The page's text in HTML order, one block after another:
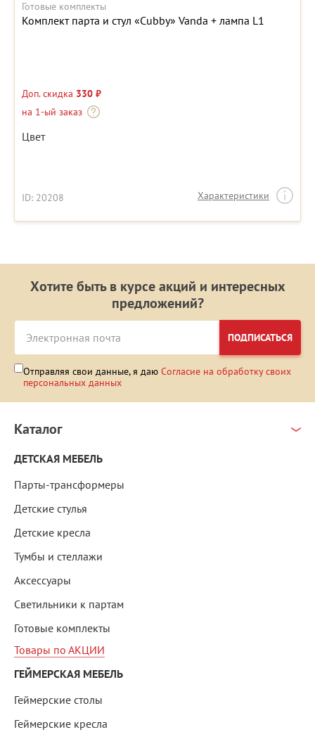
Готовые комплекты
Комплект парта и стул «Cubby» Vanda + лампа L1
Доп. скидка 330 ₽
на 1-ый заказ
Цвет
ID: 20208 Характеристики
Хотите быть в курсе акций и интересных
предложений?
ПОДПИСАТЬСЯ
Отправляя свои данные, я даю Согласие на обработку своих
персональных данных
Каталог
ДЕТСКАЯ МЕБЕЛЬ
Парты-трансформеры
Детские стулья
Детские кресла
Тумбы и стеллажи
Аксессуары
Светильники к партам
Готовые комплекты
Товары по АКЦИИ
ГЕЙМЕРСКАЯ МЕБЕЛЬ
Геймерские столы
Геймерские кресла